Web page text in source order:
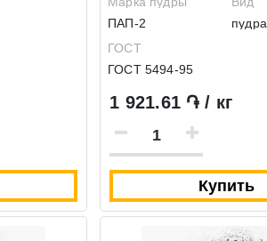
ПАП-2
пудра
ГОСТ
ГОСТ 5494-95
1 921.61 ֏ / кг
Купить